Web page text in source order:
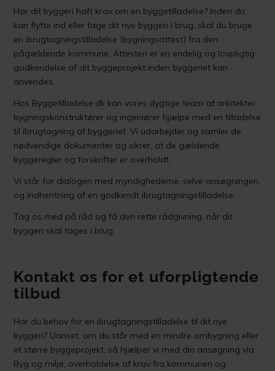
Har dit byggeri haft krav om en byggetilladelse? Inden du
kan flytte ind eller tage dit nye byggeri i brug, skal du bruge
en ibrugtagningstilladelse (bygningsattest) fra den
pågældende kommune. Attesten er en endelig og lovpligtig
godkendelse af dit byggeprojekt inden byggeriet kan
anvendes.
Hos Byggetilladelse.dk kan vores dygtige team af arkitekter,
bygningskonstruktører og ingeniører hjælpe med en tilladelse
til ibrugtagning af byggeriet. Vi udarbejder og samler de
nødvendige dokumenter og sikrer, at de gældende
byggeregler og forskrifter er overholdt.
Vi står for dialogen med myndighederne, selve ansøgningen,
og indhentning af en godkendt ibrugtagningstilladelse.
Tag os med på råd og få den rette rådgivning, når dit
byggeri skal tages i brug.
Kontakt os for et uforpligtende
tilbud
Har du behov for en ibrugtagningstilladelse til dit nye
byggeri? Uanset, om du står med en mindre ombygning eller
et større byggeprojekt, så hjælper vi med din ansøgning via
Byg og miljø, overholdelse af krav fra kommunen og